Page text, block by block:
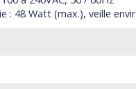
: 48 Watt (max.), veille